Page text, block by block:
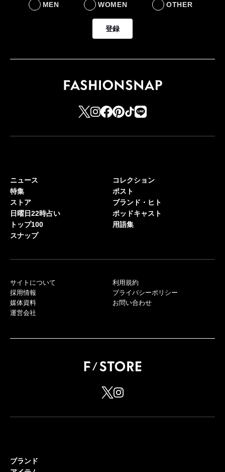
MEN WOMEN OTHER
登録
ニュース
特集
ストア
日曜日22時占い
トップ100
スナップ
コレクション
ポスト
ブランド・ヒト
ポッドキャスト
用語集
サイトについて
採用情報
媒体資料
運営会社
利用規約
プライバシーポリシー
お問い合わせ
ブランド